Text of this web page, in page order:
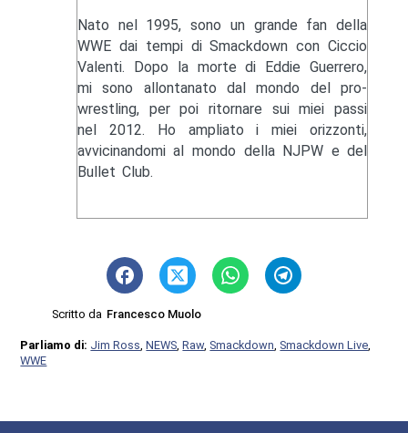
Nato nel 1995, sono un grande fan della
WWE dai tempi di Smackdown con Ciccio
Valenti. Dopo la morte di Eddie Guerrero,
mi sono allontanato dal mondo del pro-
wrestling, per poi ritornare sui miei passi
nel 2012. Ho ampliato i miei orizzonti,
avvicinandomi al mondo della NJPW e del
Bullet Club.
Scritto da Francesco Muolo
Parliamo di: Jim Ross,NEWS,Raw,Smackdown,Smackdown Live,
WWE